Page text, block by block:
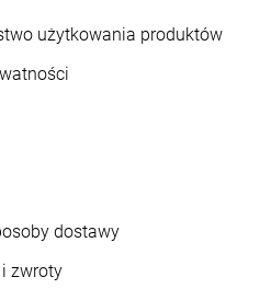
użytkowania produktów
dostawy
zwroty